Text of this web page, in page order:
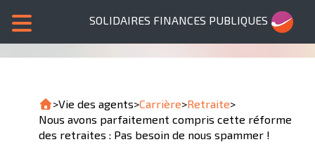
SOLIDAIRES FINANCES PUBLIQUES
>Vie des agents>Carrière>Retraite>
Nous avons parfaitement compris cette réforme
des retraites : Pas besoin de nous spammer !